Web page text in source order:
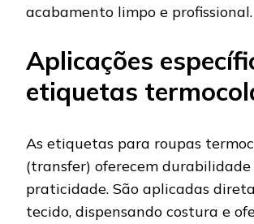
acabamento limpo e profissional.
Aplicações
etiquetas
As etiquetas para roupas
(transfer) oferecem durabilidade
praticidade. São aplicadas
tecido, dispensando costura e